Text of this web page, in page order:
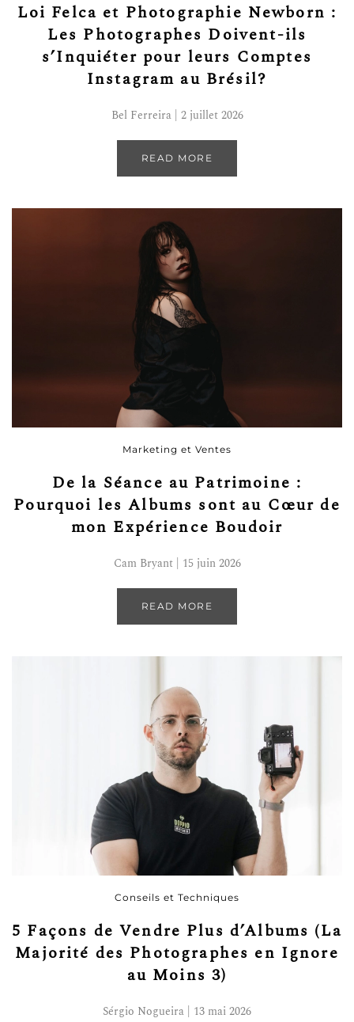
Loi Felca et Photographie Newborn :
Les Photographes Doivent-ils
s’Inquiéter pour leurs Comptes
Instagram au Brésil?
Bel Ferreira | 2 juillet 2026
READ MORE
Marketing et Ventes
De la Séance au Patrimoine :
Pourquoi les Albums sont au Cœur de
mon Expérience Boudoir
Cam Bryant | 15 juin 2026
READ MORE
Conseils et Techniques
5 Façons de Vendre Plus d’Albums (La
Majorité des Photographes en Ignore
au Moins 3)
Sérgio Nogueira | 13 mai 2026